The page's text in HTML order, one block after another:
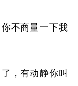
不商量一下我
，有动静你叫